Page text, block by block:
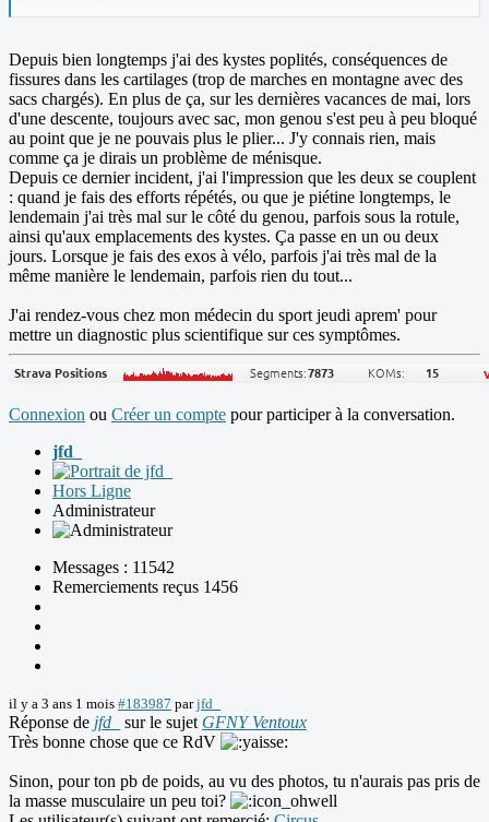
Depuis bien longtemps j'ai des kystes poplités, conséquences de
fissures dans les cartilages (trop de marches en montagne avec des
sacs chargés). En plus de ça, sur les dernières vacances de mai, lors
d'une descente, toujours avec sac, mon genou s'est peu à peu bloqué
au point que je ne pouvais plus le plier... J'y connais rien, mais
comme ça je dirais un problème de ménisque.
Depuis ce dernier incident, j'ai l'impression que les deux se couplent
: quand je fais des efforts répétés, ou que je piétine longtemps, le
lendemain j'ai très mal sur le côté du genou, parfois sous la rotule,
ainsi qu'aux emplacements des kystes. Ça passe en un ou deux
jours. Lorsque je fais des exos à vélo, parfois j'ai très mal de la
même manière le lendemain, parfois rien du tout...
J'ai rendez-vous chez mon médecin du sport jeudi aprem' pour
mettre un diagnostic plus scientifique sur ces symptômes.
Connexion ou Créer un compte pour participer à la conversation.
jfd_
Hors Ligne
Administrateur
Messages : 11542
Remerciements reçus 1456
il y a 3 ans 1 mois #183987 parjfd_
Réponse de jfd_ sur le sujet GFNY Ventoux
Très bonne chose que ce RdV
Sinon, pour ton pb de poids, au vu des photos, tu n'aurais pas pris de
la masse musculaire un peu toi?